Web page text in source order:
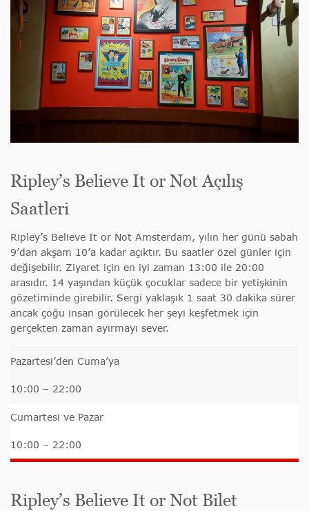
Ripley’s Believe It or Not Açılış
Saatleri
Ripley’s Believe It or Not Amsterdam, yılın her günü sabah
9’dan akşam 10’a kadar açıktır. Bu saatler özel günler için
değişebilir. Ziyaret için en iyi zaman 13:00 ile 20:00
arasıdır. 14 yaşından küçük çocuklar sadece bir yetişkinin
gözetiminde girebilir. Sergi yaklaşık 1 saat 30 dakika sürer
ancak çoğu insan görülecek her şeyi keşfetmek için
gerçekten zaman ayırmayı sever.
Pazartesi’den Cuma’ya
10:00 – 22:00
Cumartesi ve Pazar
10:00 – 22:00
Ripley’s Believe It or Not Bilet